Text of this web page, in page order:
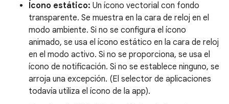
Ícono estático: Un ícono vectorial con fondo
transparente. Se muestra en la cara de reloj en el
modo ambiente. Si no se configura el ícono
animado, se usa el ícono estático en la cara de reloj
en el modo activo. Si no se proporciona, se usa el
ícono de notificación. Si no se establece ninguno, se
arroja una excepción. (El selector de aplicaciones
todavía utiliza el ícono de la app).